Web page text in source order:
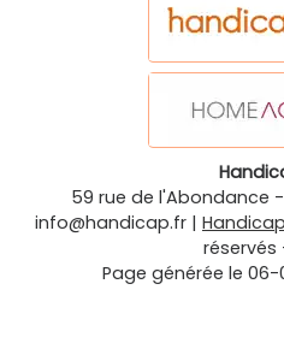
59 rue de l'Abondance -
info@handicap.fr |
réservés
Page générée le 06-